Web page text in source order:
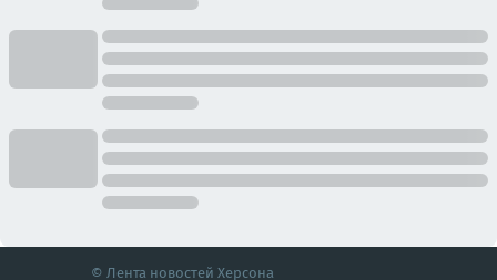
© Лента новостей Херсона